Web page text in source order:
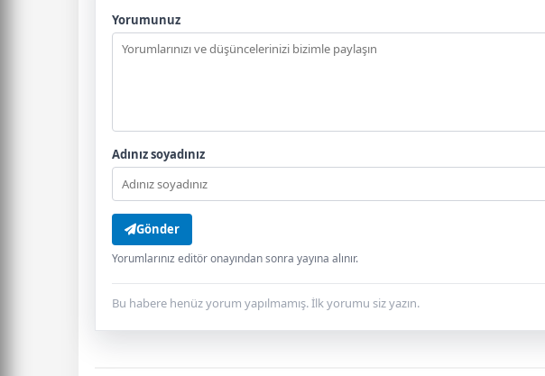
Yorumunuz
Adınız soyadınız
Gönder
Yorumlarınız editör onayından sonra yayına alınır.
Bu habere henüz yorum yapılmamış. İlk yorumu siz yazın.